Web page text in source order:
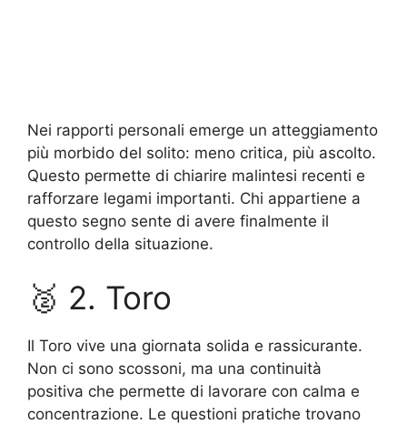
Nei rapporti personali emerge un atteggiamento
più morbido del solito: meno critica, più ascolto.
Questo permette di chiarire malintesi recenti e
rafforzare legami importanti. Chi appartiene a
questo segno sente di avere finalmente il
controllo della situazione.
🥈 2. Toro
Il Toro vive una giornata solida e rassicurante.
Non ci sono scossoni, ma una continuità
positiva che permette di lavorare con calma e
concentrazione. Le questioni pratiche trovano